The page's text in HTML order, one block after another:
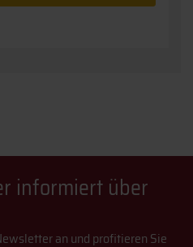
informiert über
an und profitieren Sie